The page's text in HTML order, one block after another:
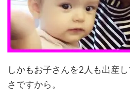
しかもお子さんを2人も出産
さですから。